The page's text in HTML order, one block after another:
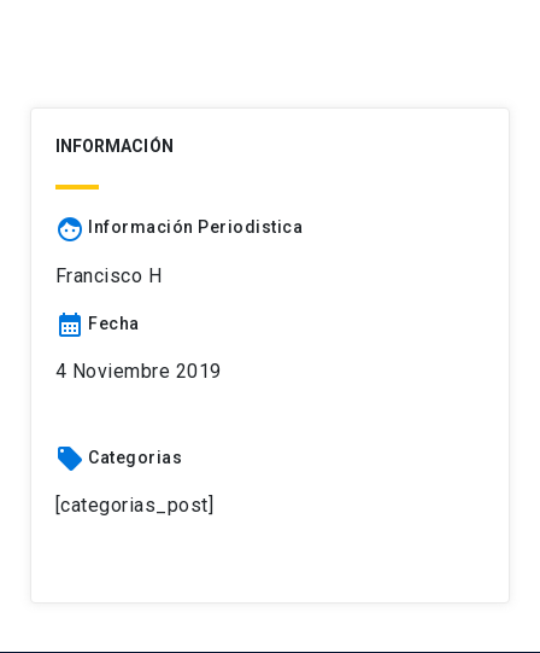
INFORMACIÓN
face Información Periodistica
Francisco H
calendar_month Fecha
4 Noviembre 2019
local_offer Categorias
[categorias_post]